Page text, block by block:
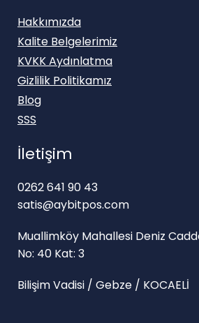
Hakkımızda
Kalite Belgelerimiz
KVKK Aydınlatma
Gizlilik Politikamız
Blog
SSS
İletişim
0262 641 90 43
satis@aybitpos.com
Muallimköy Mahallesi Deniz
No: 40 Kat: 3
Bilişim Vadisi / Gebze / KOCAELİ